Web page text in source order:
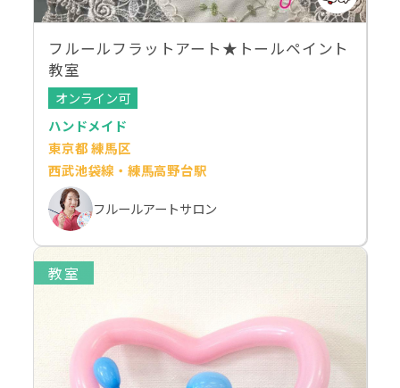
フルールフラットアート★トールペイント
教室
オンライン可
ハンドメイド
東京都 練馬区
西武池袋線・練馬高野台駅
フルールアートサロン
教室